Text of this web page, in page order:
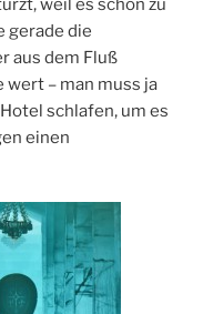
weil es schon zu
gerade die
aus dem Fluß
wert – man muss ja
schlafen, um es
einen